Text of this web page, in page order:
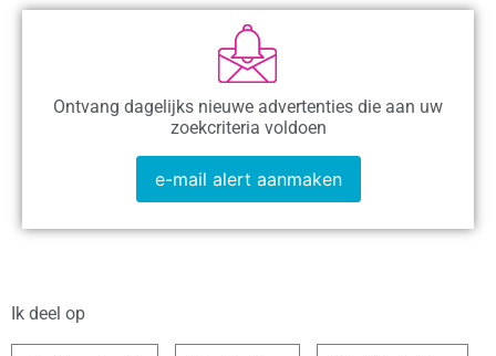
Ontvang dagelijks nieuwe advertenties die aan uw
zoekcriteria voldoen
e-mail alert aanmaken
Ik deel op